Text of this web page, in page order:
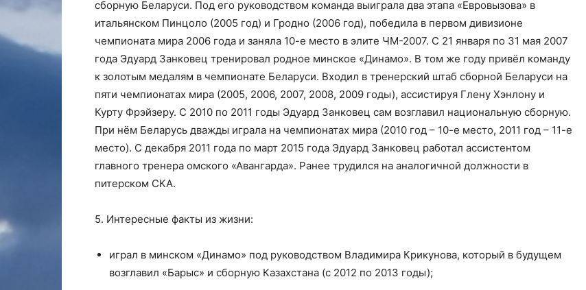
сборную Беларуси. Под его руководством команда выиграла два этапа «Евровызова» в
итальянском Пинцоло (2005 год) и Гродно (2006 год), победила в первом дивизионе
чемпионата мира 2006 года и заняла 10-е место в элите ЧМ-2007. С 21 января по 31 мая 2007
года Эдуард Занковец тренировал родное минское «Динамо». В том же году привёл команду
к золотым медалям в чемпионате Беларуси. Входил в тренерский штаб сборной Беларуси на
пяти чемпионатах мира (2005, 2006, 2007, 2008, 2009 годы), ассистируя Глену Хэнлону и
Курту Фрэйзеру. С 2010 по 2011 годы Эдуард Занковец сам возглавил национальную сборную.
При нём Беларусь дважды играла на чемпионатах мира (2010 год – 10-е место, 2011 год – 11-е
место). С декабря 2011 года по март 2015 года Эдуард Занковец работал ассистентом
главного тренера омского «Авангарда». Ранее трудился на аналогичной должности в
питерском СКА.
5. Интересные факты из жизни:
играл в минском «Динамо» под руководством Владимира Крикунова, который в будущем
возглавил «Барыс» и сборную Казахстана (с 2012 по 2013 годы);